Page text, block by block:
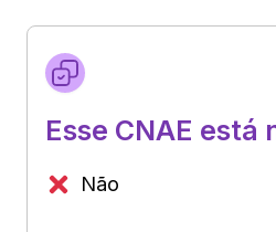
Esse CNAE está
Não